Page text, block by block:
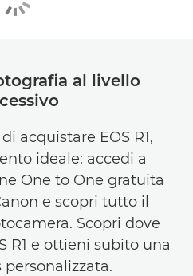
al livello
acquistare EOS R1,
ideale: accedi a
One to One gratuita
e scopri tutto il
Scopri dove
R1 e ottieni subito una
personalizzata.